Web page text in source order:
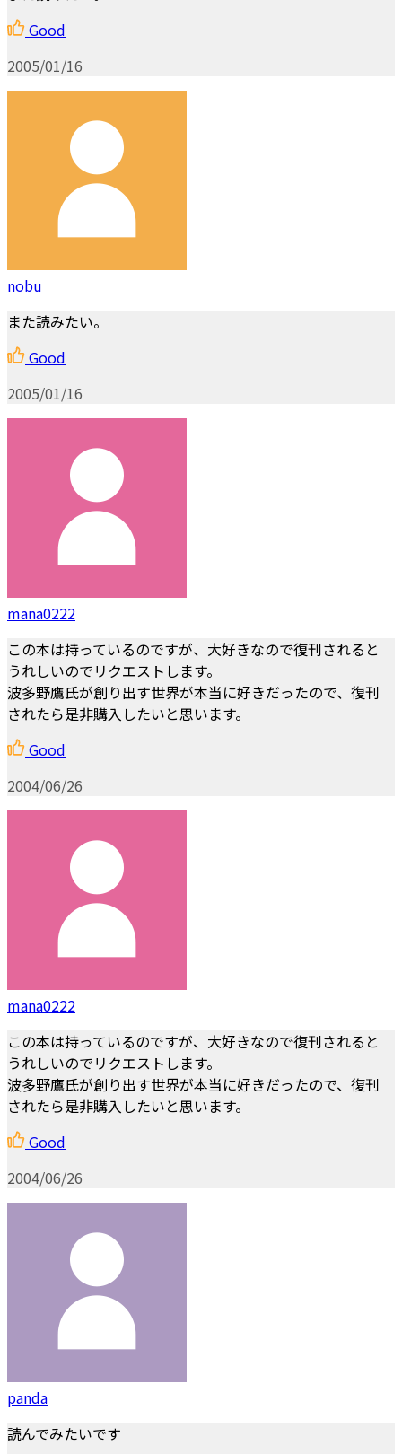
Good
2005/01/16
nobu
また読みたい。
Good
2005/01/16
mana0222
この本は持っているのですが、大好きなので復刊されると
うれしいのでリクエストします。
波多野鷹氏が創り出す世界が本当に好きだったので、復刊
されたら是非購入したいと思います。
Good
2004/06/26
mana0222
この本は持っているのですが、大好きなので復刊されると
うれしいのでリクエストします。
波多野鷹氏が創り出す世界が本当に好きだったので、復刊
されたら是非購入したいと思います。
Good
2004/06/26
panda
読んでみたいです